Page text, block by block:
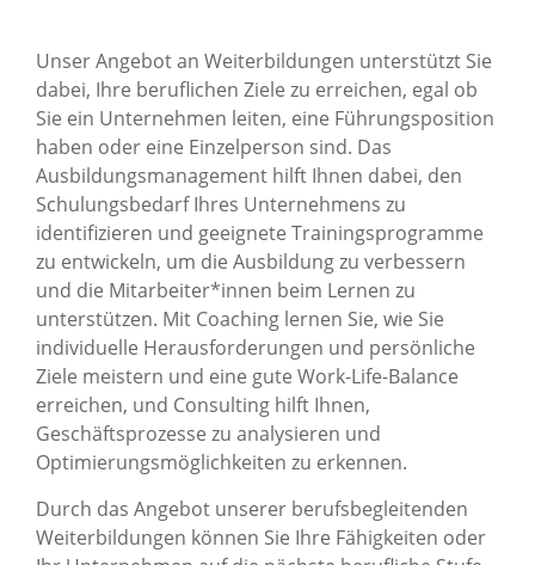
Unser Angebot an Weiterbildungen unterstützt Sie
dabei, Ihre beruflichen Ziele zu erreichen, egal ob
Sie ein Unternehmen leiten, eine Führungsposition
haben oder eine Einzelperson sind. Das
Ausbildungsmanagement hilft Ihnen dabei, den
Schulungsbedarf Ihres Unternehmens zu
identifizieren und geeignete Trainingsprogramme
zu entwickeln, um die Ausbildung zu verbessern
und die Mitarbeiter*innen beim Lernen zu
unterstützen. Mit Coaching lernen Sie, wie Sie
individuelle Herausforderungen und persönliche
Ziele meistern und eine gute Work-Life-Balance
erreichen, und Consulting hilft Ihnen,
Geschäftsprozesse zu analysieren und
Optimierungsmöglichkeiten zu erkennen.
Durch das Angebot unserer berufsbegleitenden
Weiterbildungen können Sie Ihre Fähigkeiten oder